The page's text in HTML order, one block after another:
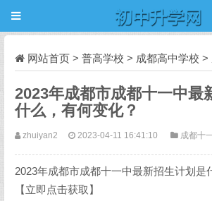
网站首页 > 普高学校 > 成都高中学校 >
2023年成都市成都十一中最
什么，有何变化？
zhuiyan2 2023-04-11 16:41:10 成都十
2023年成都市成都十一中最新招生计划是
【立即点击获取】